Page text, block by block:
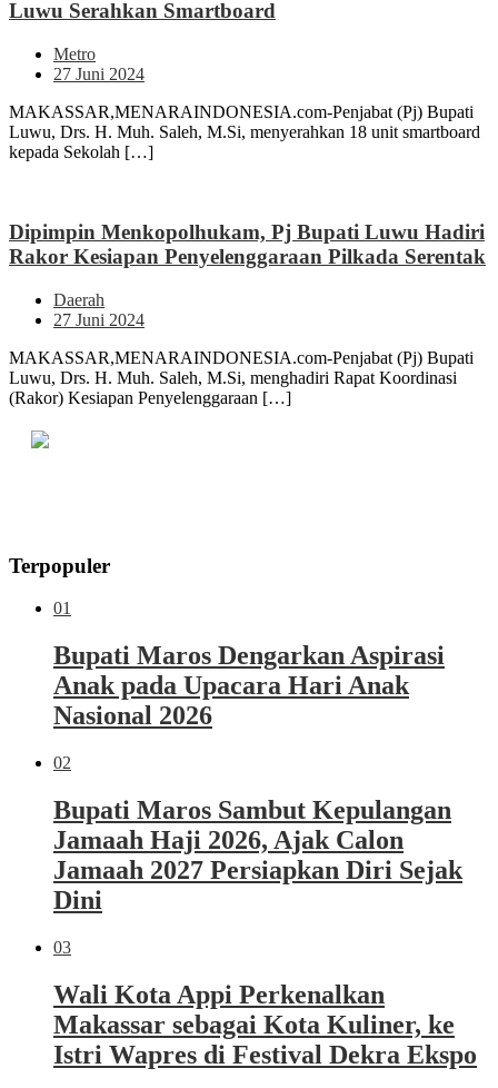
Luwu Serahkan Smartboard
Metro
27 Juni 2024
MAKASSAR,MENARAINDONESIA.com-Penjabat (Pj) Bupati
Luwu, Drs. H. Muh. Saleh, M.Si, menyerahkan 18 unit smartboard
kepada Sekolah […]
Dipimpin Menkopolhukam, Pj Bupati Luwu Hadiri
Rakor Kesiapan Penyelenggaraan Pilkada Serentak
Daerah
27 Juni 2024
MAKASSAR,MENARAINDONESIA.com-Penjabat (Pj) Bupati
Luwu, Drs. H. Muh. Saleh, M.Si, menghadiri Rapat Koordinasi
(Rakor) Kesiapan Penyelenggaraan […]
Terpopuler
01
Bupati Maros Dengarkan Aspirasi
Anak pada Upacara Hari Anak
Nasional 2026
02
Bupati Maros Sambut Kepulangan
Jamaah Haji 2026, Ajak Calon
Jamaah 2027 Persiapkan Diri Sejak
Dini
03
Wali Kota Appi Perkenalkan
Makassar sebagai Kota Kuliner, ke
Istri Wapres di Festival Dekra Ekspo